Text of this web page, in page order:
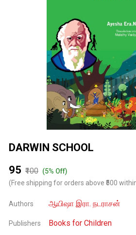
DARWIN SCHOOL
₹95 ₹100 (5% Off)
(Free shipping for orders above ₹500
Authors ஆயிஷா இரா. நடராசன்
Publishers Books for Children